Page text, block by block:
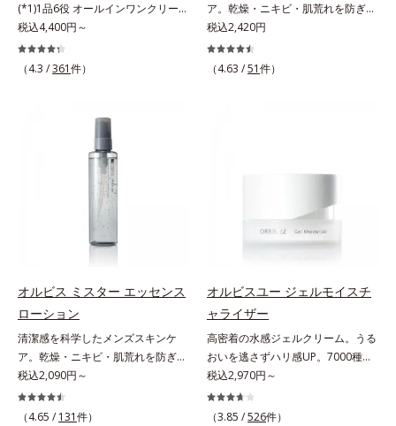
ス配合＝角層のすみずみまで水分・
油分を保ち、ハリ・ツヤを与える保
湿成分*10 気持ちのこと
た。さらに、シリーズ共通の美容成
分(*7)「GLルートブースター(*9)」
を配合することで、肌のふっくら感
や透明感を叶えます。美白ケアしな
(*10)のハリと透明感を。効果的な
シナジー設計で、あなたのエイジン
グケアを応援します。*1 メラニン
の生成を抑え、シミ・ソバカスを防
ぐ（ウォッシュ除く）*2 オルビス
内スキンケアシリーズの保湿力*3
年齢に応じたお手入れのこと*4 う
るおいによる*5 乾燥、ハリ・ツヤ
ロニセラカエルレア果汁、ノバラエ
キス配合＝うるおいを与えハリと透
明感に満ちた肌へ導く保湿成分*9
メマツヨイグサ抽出液、スイカズラ
エキス配合＝角層のすみずみまで水
分・油分を保ち、ハリ・ツヤを与え
る保湿成分*10 気持ちのこと各商品
の詳しい情報は商品ページをご覧く
とにもっちり質感に、最後はなめら
かな水膜へと3変化。普段の保湿液
をこのジェルにおきかえて塗って眠
るだけで、うるおいながらもベタつ
と*3 明るく澄んだ肌を目指す保湿
ミ・ソバカスを防ぐ美白有効成分を
組み合わせた複合成分*4 グリチル
リチン酸2K各商品の詳しい情報は商
BEAUTY夏祭りは、こちら
(*1)1品6役 オールインワンクリー
ム。オルビスアンバーは、いつも⾃
然体で美しくありたいと願う⼤⼈世
代に寄り添うブランドです。年齢印
世代の肌に向き合い、手軽なお手入
れで賢いケアを。ライフスタイルに
なじむ、若々しい印象(*2)作りのサ
ポートをします。オルビスアンバー
ヴァイタルトリートメントクリーム
「オルビスアンバー ヴァイタルト
リートメントクリーム」は、1品
で、化粧水、クリーム、シワ改善・
ッククリーム(*3)、パックの6役を
アシン(*4)によるシワ改善・シミ予
防に加え、複合成分コラーゲンコン
プレックスSPが肌のハリを徹底サポ
ート。肌なじみのよいクリーム構造
で角層まで保湿成分が浸透し、うる
おいをギュッと閉じ込めます。洗顔
税込4,400円～
（4.3 /361件）
ア。乾燥・ニキビ・肌荒れを防ぎハ
リ・ツヤのある、好印象な清潔透明
肌(*1)へ。オルビスミスターは、男
性の清潔感、爽やかさ、若々しさの
の乾燥・テカリへのケアはそのまま
肌悩みに応え、“未来”を見据えて好
印象の鍵となるハリ・ツヤへもアプ
ローチする進化を遂げました。うる
アイテム同士をなじみやすくする
「うるおいコネクト設計」を採用。
8アイテム分の機能を3ステップに集
約し、よりシンプルなお手入れで、
ハリ・ツヤのある好印象な清潔透明
肌(*1)へ導きます。*1 うるおいによ
る透明感のある肌*2 男性の顔画像
を用いた印象評価において、基準画
税込2,420円
（4.63 /51件）
オルビス ミスター エッセンス
ローション
清潔感を科学したメンズスキンケ
ア。乾燥・ニキビ・肌荒れを防ぎハ
リ・ツヤのある、好印象な清潔透明
肌(*1)へ。オルビス ミスターは、男
性の清潔感、爽やかさ、若々しさの
税込2,090円～
（4.65 / 131件）
オルビスユー ジェルモイスチ
ャライザー
高密着の水感ジェルクリーム。うる
おいを逃さずハリ感UP。7000種を
超える成分から厳選し、「うるおい
の質(*1)」に着目した初期エイジン
グケア(*2)シリーズオルビスユーは
税込2,970円～
（3.85 /526件）